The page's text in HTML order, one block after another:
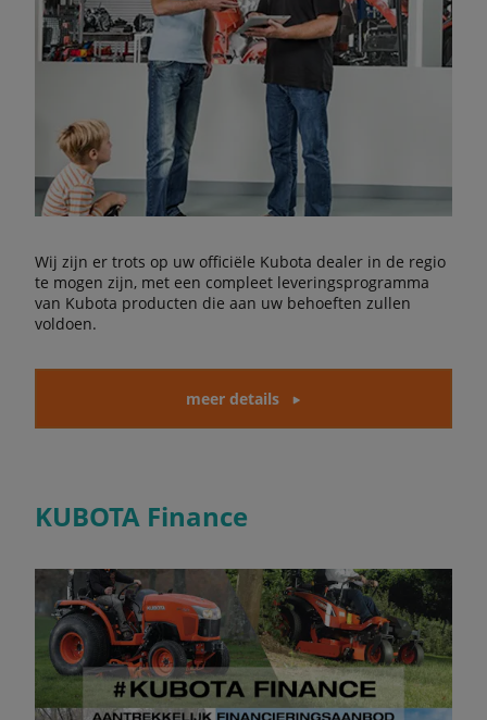
Wij zijn er trots op uw officiële Kubota dealer in de regio
te mogen zijn, met een compleet leveringsprogramma
van Kubota producten die aan uw behoeften zullen
voldoen.
meer details
KUBOTA Finance